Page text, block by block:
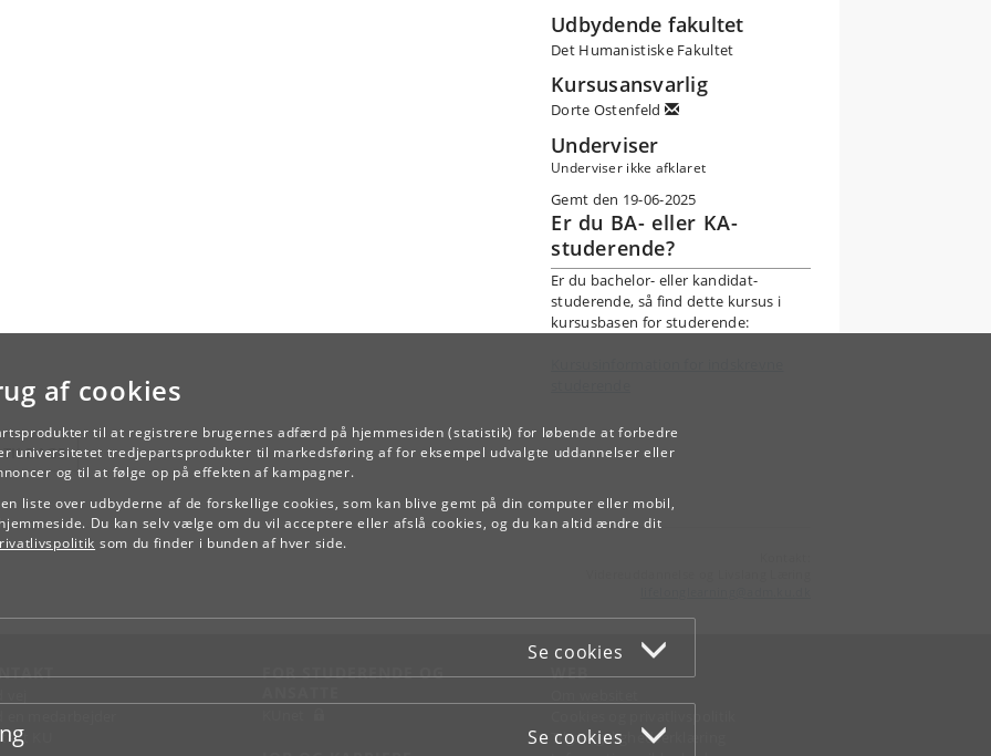
af cookies
til at registrere brugernes adfærd på hjemmesiden (statistik) for løbende at forbedre
universitetet tredjepartsprodukter til markedsføring af for eksempel udvalgte uddannelser eller
og til at følge op på effekten af kampagner.
liste over udbyderne af de forskellige cookies, som kan blive gemt på din computer eller mobil,
Du kan selv vælge om du vil acceptere eller afslå cookies, og du kan altid ændre dit
som du finder i bunden af hver side.
Se cookies
Se cookies
Udbydende fakultet
Det Humanistiske Fakultet
Kursusansvarlig
Dorte Ostenfeld
Underviser
Underviser ikke afklaret
Gemt den 19-06-2025
Er du BA- eller KA-
studerende?
Er du bachelor- eller kandidat-
studerende, så find dette kursus i
kursusbasen for studerende:
TILBAGE
KU
FOR STUDERENDE OG
WEB
Tilgængelighedserklæring